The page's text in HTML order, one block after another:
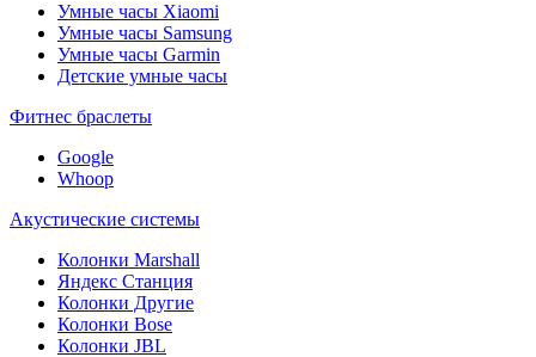
Умные часы Xiaomi
Умные часы Samsung
Умные часы Garmin
Детские умные часы
Фитнес браслеты
Google
Whoop
Акустические системы
Колонки Marshall
Яндекс Станция
Колонки Другие
Колонки Bose
Колонки JBL